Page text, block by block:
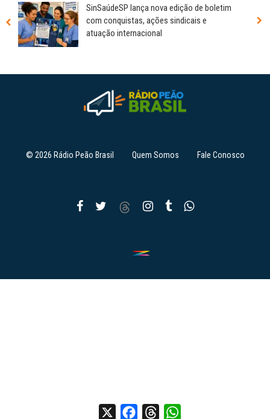
SinSaúdeSP lança nova edição de boletim
com conquistas, ações sindicais e
atuação internacional
© 2026 Rádio Peão Brasil Quem Somos Fale Conosco
X FacebookThreadsWhatsApp